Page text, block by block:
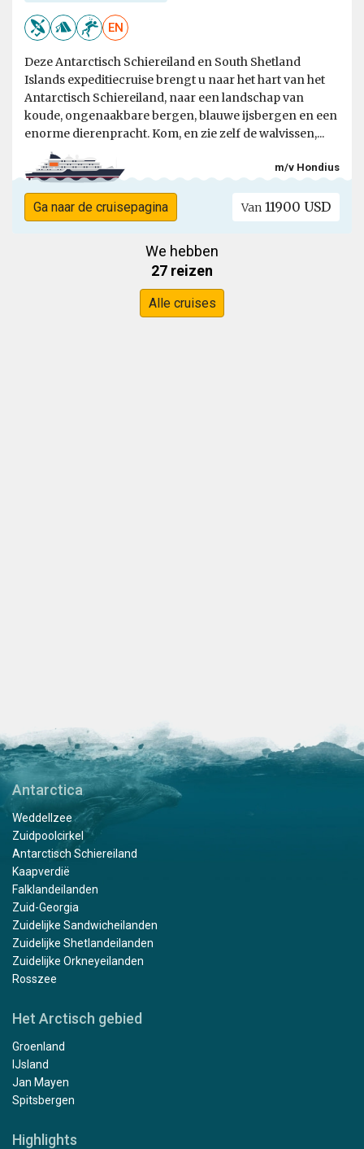
EN
Deze Antarctisch Schiereiland en South Shetland
Islands expeditiecruise brengt u naar het hart van het
Antarctisch Schiereiland, naar een landschap van
koude, ongenaakbare bergen, blauwe ijsbergen en een
enorme dierenpracht. Kom, en zie zelf de walvissen,...
m/v Hondius
Ga naar de cruisepagina Van 11900 USD
We hebben
27 reizen
Alle cruises
Antarctica
Weddellzee
Zuidpoolcirkel
Antarctisch Schiereiland
Kaapverdië
Falklandeilanden
Zuid-Georgia
Zuidelijke Sandwicheilanden
Zuidelijke Shetlandeilanden
Zuidelijke Orkneyeilanden
Rosszee
Het Arctisch gebied
Groenland
IJsland
Jan Mayen
Spitsbergen
Highlights